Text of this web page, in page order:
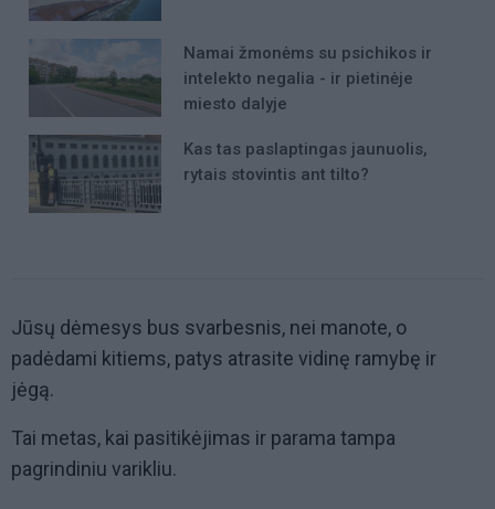
Namai žmonėms su psichikos ir
intelekto negalia - ir pietinėje
miesto dalyje
Kas tas paslaptingas jaunuolis,
rytais stovintis ant tilto?
Jūsų dėmesys bus svarbesnis, nei manote, o
padėdami kitiems, patys atrasite vidinę ramybę ir
jėgą.
Tai metas, kai pasitikėjimas ir parama tampa
pagrindiniu varikliu.